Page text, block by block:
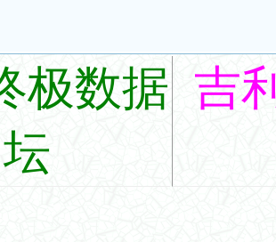
极数据
坛
吉